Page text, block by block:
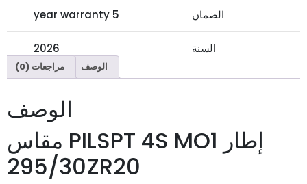
الضمان 5 year warranty
السنة 2026
الوصف مراجعات (0)
الوصف
إطار PILSPT 4S MO1 مقاس
295/30ZR20